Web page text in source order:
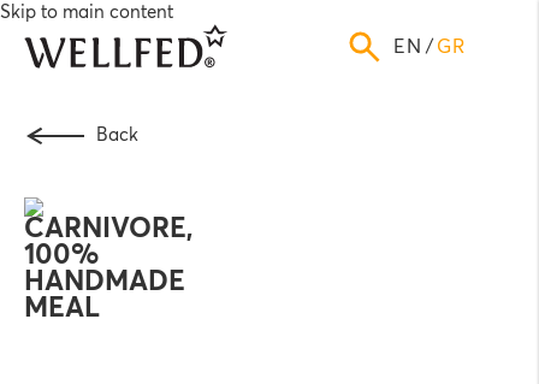
Skip to main content
ENGLISH
GREEK
Back